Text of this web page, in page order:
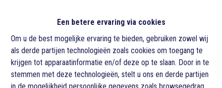
Een betere ervaring via cookies
Om u de best mogelijke ervaring te bieden, gebruiken zowel wij
als derde partijen technologieën zoals cookies om toegang te
krijgen tot apparaatinformatie en/of deze op te slaan. Door in te
stemmen met deze technologieën, stelt u ons en derde partijen